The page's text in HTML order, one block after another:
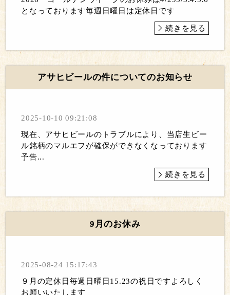
となっております毎週日曜日は定休日です
続きを見る
アサヒビールの件についてのお知らせ
2025-10-10 09:21:08
現在、アサヒビールのトラブルにより、当店生ビー
ル銘柄のマルエフが確保ができなくなっております
予告...
続きを見る
9月のお休み
2025-08-24 15:17:43
９月の定休日毎週日曜日15.23の祝日ですよろしく
お願いいたします